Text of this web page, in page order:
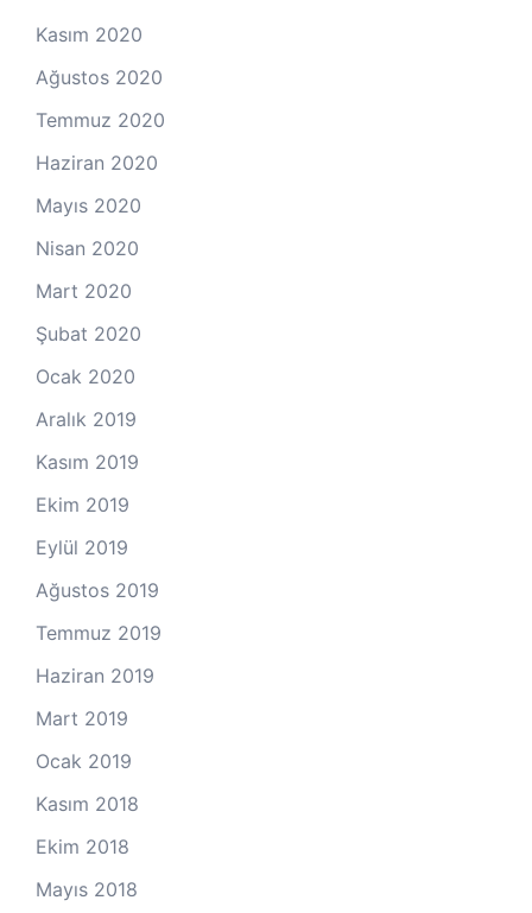
Kasım 2020
Ağustos 2020
Temmuz 2020
Haziran 2020
Mayıs 2020
Nisan 2020
Mart 2020
Şubat 2020
Ocak 2020
Aralık 2019
Kasım 2019
Ekim 2019
Eylül 2019
Ağustos 2019
Temmuz 2019
Haziran 2019
Mart 2019
Ocak 2019
Kasım 2018
Ekim 2018
Mayıs 2018